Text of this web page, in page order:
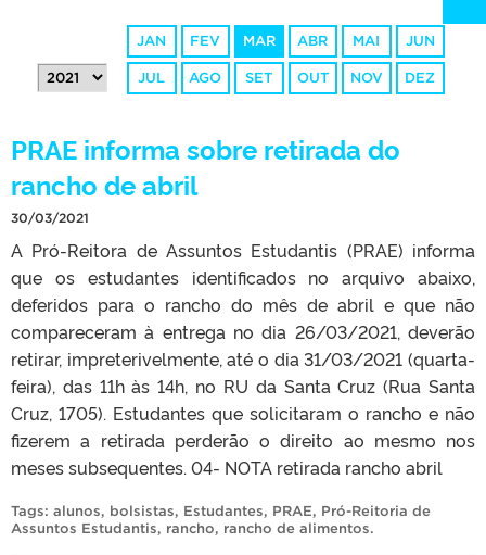
JAN FEV MAR ABR MAI JUN
JUL AGO SET OUT NOV DEZ
PRAE informa sobre retirada do
rancho de abril
30/03/2021
A Pró-Reitora de Assuntos Estudantis (PRAE) informa
que os estudantes identificados no arquivo abaixo,
deferidos para o rancho do mês de abril e que não
compareceram à entrega no dia 26/03/2021, deverão
retirar, impreterivelmente, até o dia 31/03/2021 (quarta-
feira), das 11h às 14h, no RU da Santa Cruz (Rua Santa
Cruz, 1705). Estudantes que solicitaram o rancho e não
fizerem a retirada perderão o direito ao mesmo nos
meses subsequentes. 04- NOTA retirada rancho abril
Tags: alunos, bolsistas, Estudantes, PRAE, Pró-Reitoria de
Assuntos Estudantis, rancho, rancho de alimentos.